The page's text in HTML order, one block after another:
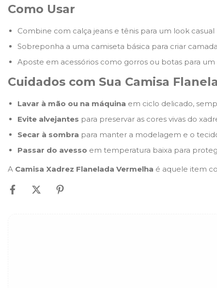
Como Usar
Combine com calça jeans e tênis para um look casual
Sobreponha a uma camiseta básica para criar
Aposte em acessórios como gorros ou botas para um
Cuidados com Sua Camisa
Lavar à mão ou na máquina em ciclo delicado,
Evite alvejantes para preservar as cores vivas do
Secar à sombra para manter a modelagem e o
Passar do avesso em temperatura baixa para
A Camisa Xadrez Flanelada Vermelha é aquele item